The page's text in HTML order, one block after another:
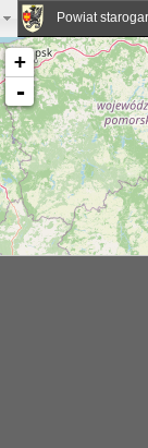
Powiat
+
-